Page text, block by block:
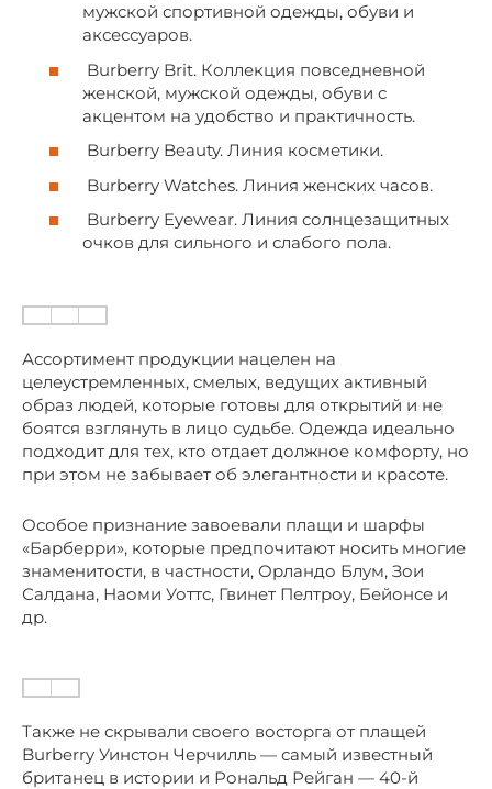
мужской спортивной одежды, обуви и
аксессуаров.
Burberry Brit. Коллекция повседневной
женской, мужской одежды, обуви с
акцентом на удобство и практичность.
Burberry Beauty. Линия косметики.
Burberry Watches. Линия женских часов.
Burberry Eyewear. Линия солнцезащитных
очков для сильного и слабого пола.
Ассортимент продукции нацелен на
целеустремленных, смелых, ведущих активный
образ людей, которые готовы для открытий и не
боятся взглянуть в лицо судьбе. Одежда идеально
подходит для тех, кто отдает должное комфорту, но
при этом не забывает об элегантности и красоте.
Особое признание завоевали плащи и шарфы
«Барберри», которые предпочитают носить многие
знаменитости, в частности, Орландо Блум, Зои
Салдана, Наоми Уоттс, Гвинет Пелтроу, Бейонсе и
др.
Также не скрывали своего восторга от плащей
Burberry Уинстон Черчилль — самый известный
британец в истории и Рональд Рейган — 40-й